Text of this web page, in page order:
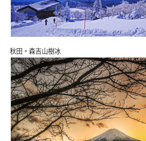
秋田。森吉山樹冰